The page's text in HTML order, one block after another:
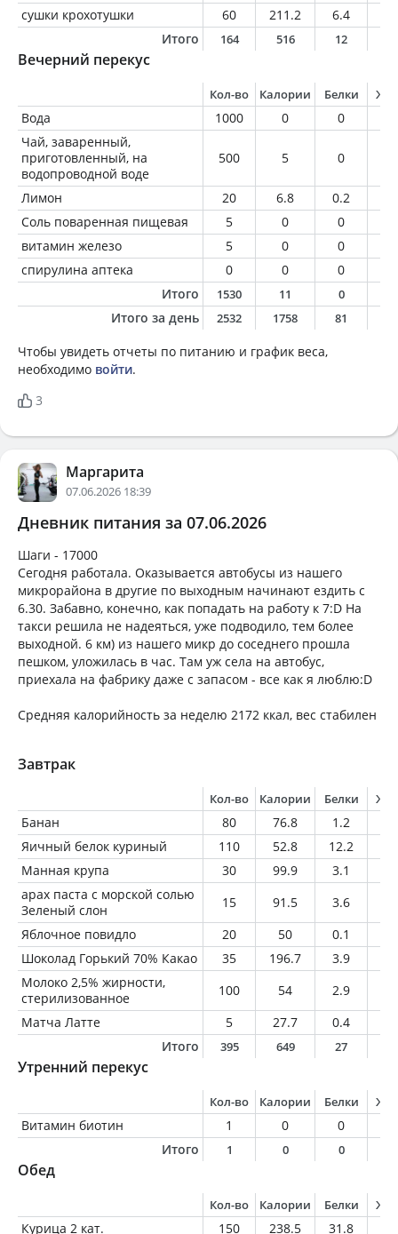
сушки крохотушки
60 211.2 6.4
Итого
164 516 12
Вечерний перекус
Кол-во Калории Белки
Вода 1000 0 0
Чай, заваренный,
приготовленный, на
водопроводной воде
500 5 0
Лимон 20 6.8 0.2
Соль поваренная пищевая
5 0 0
витамин железо
5 0 0
спирулина аптека
0 0 0
Итого
1530 11 0
Итого за день 2532 1758 81
Чтобы увидеть отчеты по питанию и график веса,
необходимо войти.
3
Маргарита
07.06.2026 18:39
Дневник питания за 07.06.2026
Шаги - 17000
Сегодня работала. Оказывается автобусы из нашего
микрорайона в другие по выходным начинают ездить с
6.30. Забавно, конечно, как попадать на работу к 7:D На
такси решила не надеяться, уже подводило, тем более
выходной. 6 км) из нашего микр до соседнего прошла
пешком, уложилась в час. Там уж села на автобус,
приехала на фабрику даже с запасом - все как я люблю:D
Средняя калорийность за неделю 2172 ккал, вес стабилен
Завтрак
Кол-во Калории Белки
Банан 80 76.8 1.2
Яичный белок куриный
110 52.8 12.2
Манная крупа
30 99.9 3.1
арах паста с морской солью
Зеленый слон
15 91.5 3.6
Яблочное повидло
20 50 0.1
Шоколад Горький 70% Какао
35 196.7 3.9
Молоко 2,5% жирности,
стерилизованное
100 54 2.9
Матча Латте
5 27.7 0.4
Итого
395 649 27
Утренний перекус
Кол-во Калории Белки
Витамин биотин 1 0 0
Итого
1 0 0
Обед
Кол-во Калории Белки
Курица 2 кат. 150 238.5 31.8